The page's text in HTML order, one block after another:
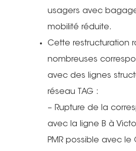
usagers avec
mobilité réduite.
Cette restructuration
nombreuses
avec des lignes
réseau TAG :
– Rupture de la
avec la ligne B à
PMR possible avec le